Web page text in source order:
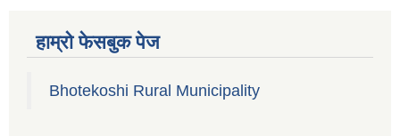
हाम्रो फेसबुक पेज
Bhotekoshi Rural Municipality